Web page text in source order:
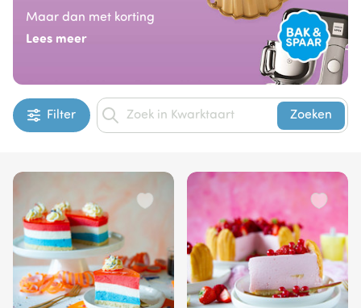
Maar dan met korting
Lees meer
Filter Zoeken